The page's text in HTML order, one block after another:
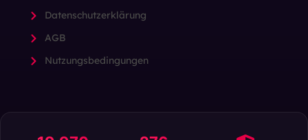
Datenschutzerklärung
AGB
Nutzungsbedingungen